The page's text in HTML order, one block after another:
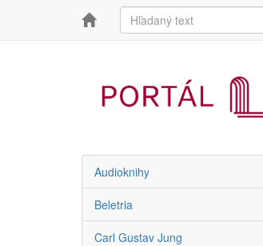
Audioknihy
Beletria
Carl Gustav Jung